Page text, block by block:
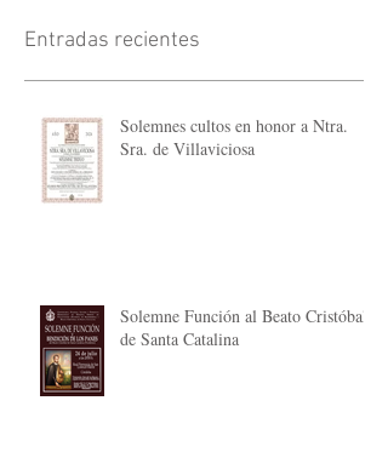
Entradas recientes
Solemnes cultos en honor a Ntra.
Sra. de Villaviciosa
Solemne Función al Beato Cristóbal
de Santa Catalina